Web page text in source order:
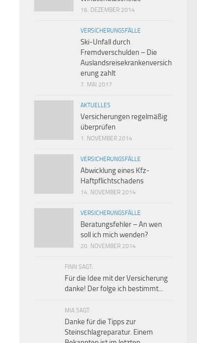
16. DEZEMBER 2014
VERSICHERUNGSFÄLLE
Ski-Unfall durch
Fremdverschulden – Die
Auslandsreisekrankenversich
erung zahlt
7. MAI 2017
AKTUELLES
Versicherungen regelmäßig
überprüfen
1. NOVEMBER 2014
VERSICHERUNGSFÄLLE
Abwicklung eines Kfz-
Haftpflichtschadens
14. NOVEMBER 2014
VERSICHERUNGSFÄLLE
Beratungsfehler – An wen
soll ich mich wenden?
20. NOVEMBER 2014
FINN SAGT:
Für die Idee mit der Versicherung
danke! Der folge ich bestimmt...
MIA SAGT:
Danke für die Tipps zur
Steinschlagreparatur. Einem